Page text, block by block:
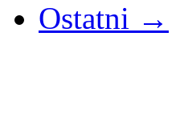
Ostatni →